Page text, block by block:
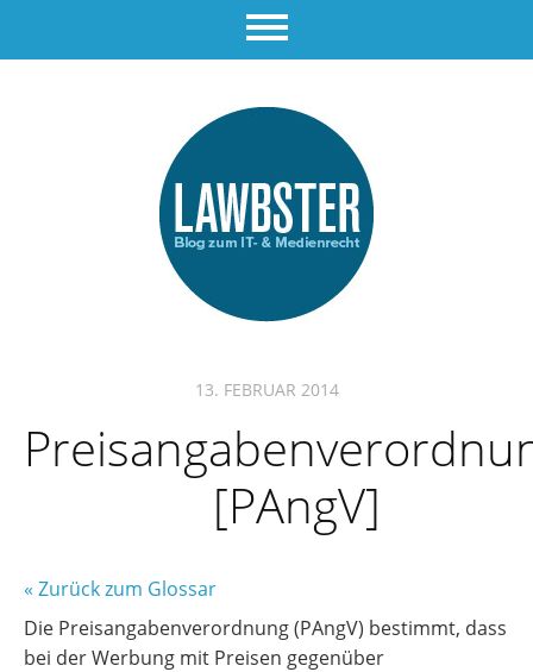
13. FEBRUAR 2014
[PAngV]
« Zurück zum Glossar
Die Preisangabenverordnung (PAngV) bestimmt, dass
bei der Werbung mit Preisen gegenüber